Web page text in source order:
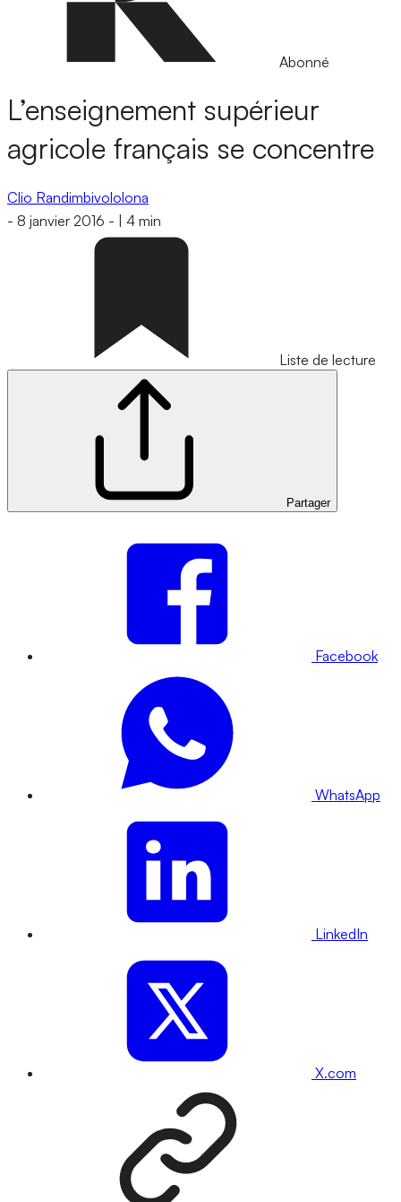
Abonné
L’enseignement supérieur
agricole français se concentre
Clio Randimbivololona
- 8 janvier 2016 - 4 min
Liste de lecture
Partager
Facebook
WhatsApp
LinkedIn
X.com